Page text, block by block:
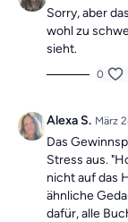
Mach dir keine
Übungseinheiten
jederzeitalle
Sorry, aber
wohl zu
sieht.
0
Alexa S. März
Das
Stress aus.
nicht auf das
ähnliche
dafür, alle